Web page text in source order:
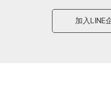
加入LINE